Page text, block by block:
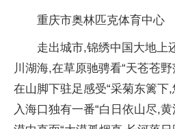
重庆市奥林匹克体育中心
走出城市,锦绣中国大地上
川湖海,在草原驰骋看“天苍苍
在山脚下驻足感受“采菊东篱下
入海口独有一番“白日依山尽,